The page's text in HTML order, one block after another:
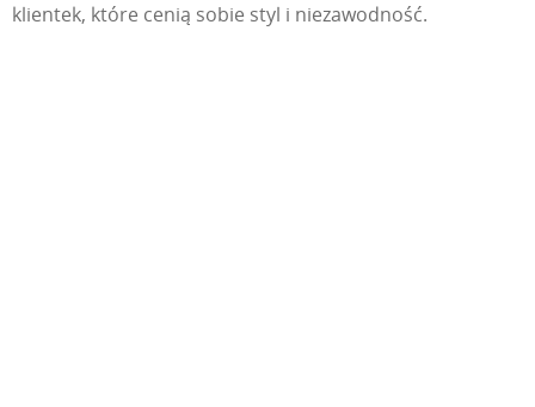
klientek, które cenią sobie styl i niezawodność.